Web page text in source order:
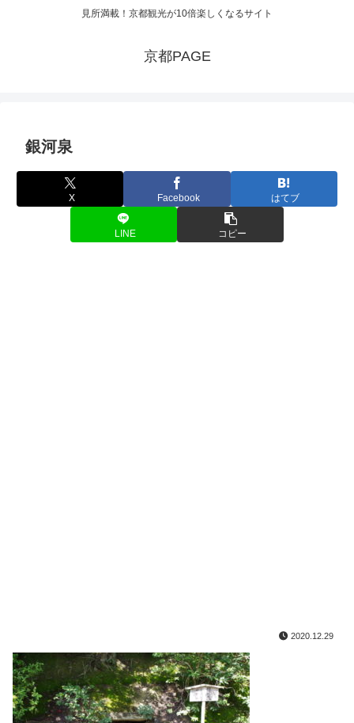
見所満載！京都観光が10倍楽しくなるサイト
京都PAGE
銀河泉
X Facebook はてブ
LINE コピー
2020.12.29